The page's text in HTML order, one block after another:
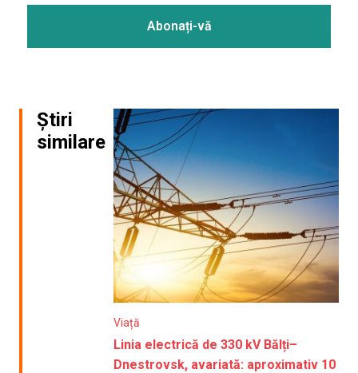
Știri
similare
Viață
Linia electrică de 330 kV Bălți–
Dnestrovsk, avariată: aproximativ 10